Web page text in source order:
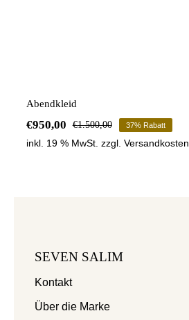
Abendkleid
€1.500,00Ursprünglicher
Preis
€950,00
Aktueller
Preis
37% Rabatt
inkl. 19 % MwSt. zzgl. Versandkosten
SEVEN SALIM
Kontakt
Über die Marke